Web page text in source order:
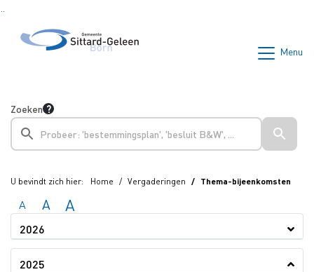
Menu
Zoeken
U bevindt zich hier: Home Vergaderingen Thema-bijeenkomsten
A A A
2026
2025